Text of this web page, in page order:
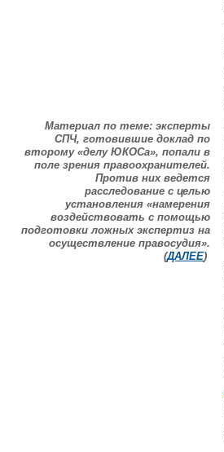
Материал по теме: эксперты
СПЧ, готовившие доклад по
второму «делу ЮКОСа», попали в
поле зрения правоохранителей.
Против них ведется
расследование с целью
установления «намерения
воздействовать с помощью
подготовки ложных экспертиз на
осуществление правосудия».
(ДАЛЕЕ)